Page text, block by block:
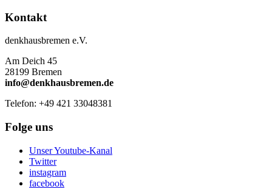
Kontakt
denkhausbremen e.V.
Am Deich 45
28199 Bremen
info@denkhausbremen.de
Telefon: +49 421 33048381
Folge uns
Unser Youtube-Kanal
Twitter
instagram
facebook